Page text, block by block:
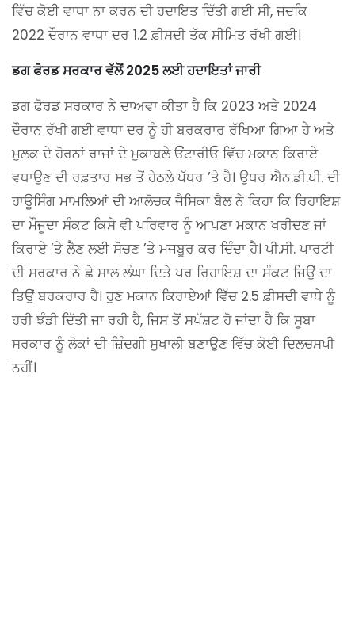
ਵਿੱਚ ਕੋਈ ਵਾਧਾ ਨਾ ਕਰਨ ਦੀ ਹਦਾਇਤ ਦਿੱਤੀ ਗਈ ਸੀ, ਜਦਕਿ
2022 ਦੌਰਾਨ ਵਾਧਾ ਦਰ 1.2 ਫ਼ੀਸਦੀ ਤੱਕ ਸੀਮਿਤ ਰੱਖੀ ਗਈ।
ਡਗ ਫੋਰਡ ਸਰਕਾਰ ਵੱਲੋਂ 2025 ਲਈ ਹਦਾਇਤਾਂ ਜਾਰੀ
ਡਗ ਫੋਰਡ ਸਰਕਾਰ ਨੇ ਦਾਅਵਾ ਕੀਤਾ ਹੈ ਕਿ 2023 ਅਤੇ 2024
ਦੌਰਾਨ ਰੱਖੀ ਗਈ ਵਾਧਾ ਦਰ ਨੂੰ ਹੀ ਬਰਕਰਾਰ ਰੱਖਿਆ ਗਿਆ ਹੈ ਅਤੇ
ਮੁਲਕ ਦੇ ਹੋਰਨਾਂ ਰਾਜਾਂ ਦੇ ਮੁਕਾਬਲੇ ਓਂਟਾਰੀਓ ਵਿੱਚ ਮਕਾਨ ਕਿਰਾਏ
ਵਧਾਉਣ ਦੀ ਰਫ਼ਤਾਰ ਸਭ ਤੋਂ ਹੇਠਲੇ ਪੱਧਰ ’ਤੇ ਹੈ। ਉਧਰ ਐਨ.ਡੀ.ਪੀ. ਦੀ
ਹਾਊਸਿੰਗ ਮਾਮਲਿਆਂ ਦੀ ਆਲੋਚਕ ਜੈਸਿਕਾ ਬੈਲ ਨੇ ਕਿਹਾ ਕਿ ਰਿਹਾਇਸ਼
ਦਾ ਮੌਜੂਦਾ ਸੰਕਟ ਕਿਸੇ ਵੀ ਪਰਿਵਾਰ ਨੂੰ ਆਪਣਾ ਮਕਾਨ ਖਰੀਦਣ ਜਾਂ
ਕਿਰਾਏ ’ਤੇ ਲੈਣ ਲਈ ਸੋਚਣ ’ਤੇ ਮਜਬੂਰ ਕਰ ਦਿੰਦਾ ਹੈ। ਪੀ.ਸੀ. ਪਾਰਟੀ
ਦੀ ਸਰਕਾਰ ਨੇ ਛੇ ਸਾਲ ਲੰਘਾ ਦਿਤੇ ਪਰ ਰਿਹਾਇਸ਼ ਦਾ ਸੰਕਟ ਜਿਉਂ ਦਾ
ਤਿਉਂ ਬਰਕਰਾਰ ਹੈ। ਹੁਣ ਮਕਾਨ ਕਿਰਾਏਆਂ ਵਿੱਚ 2.5 ਫ਼ੀਸਦੀ ਵਾਧੇ ਨੂੰ
ਹਰੀ ਝੰਡੀ ਦਿੱਤੀ ਜਾ ਰਹੀ ਹੈ, ਜਿਸ ਤੋਂ ਸਪੱਸ਼ਟ ਹੋ ਜਾਂਦਾ ਹੈ ਕਿ ਸੂਬਾ
ਸਰਕਾਰ ਨੂੰ ਲੋਕਾਂ ਦੀ ਜ਼ਿੰਦਗੀ ਸੁਖਾਲੀ ਬਣਾਉਣ ਵਿੱਚ ਕੋਈ ਦਿਲਚਸਪੀ
ਨਹੀਂ।